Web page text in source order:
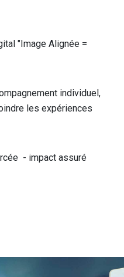
"Image Alignée =
individuel,
les expériences
- impact assuré